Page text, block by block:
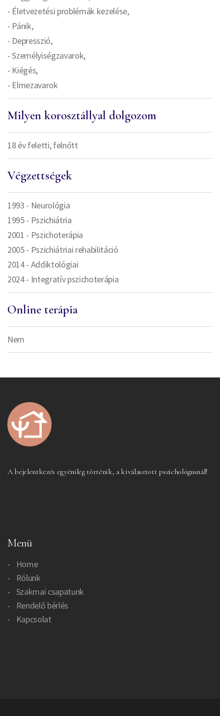
- Életvezetési problémák kezelése,
- Pánik,
- Depresszió,
- Személyiségzavarok,
- Kiégés,
- Elmezavarok
Milyen korosztállyal dolgozom
18 év feletti, felnőtt
Végzettségek
1993 - Neurológia
1995 - Pszichiátria
2001 - Pszichoterápia
2005 - Pszichiátriai rehabilitáció
2014 - Addiktológiai
2024 - Integratív pszichoterápia
Online terápia
Nem
A bejelentkezés egyénileg történik, a kiválasztott pszichológusnál!
Menü
Home
Rólunk
Szakmai csapatunk
Rendelő bérlés
Kapcsolat